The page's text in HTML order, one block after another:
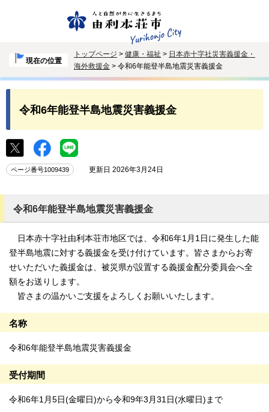
現在の位置
トップページ > 健康・福祉 > 日本赤十字社災害義援金・
海外救援金 > 令和6年能登半島地震災害義援金
令和6年能登半島地震災害義援金
ページ番号1009439 更新日 2026年3月24日
令和6年能登半島地震災害義援金
日本赤十字社由利本荘市地区では、令和6年1月1日に発生した能
登半島地震に対する義援金を受け付けています。皆さまからお寄
せいただいた義援金は、被災県が設置する義援金配分委員会へ全
額をお送りします。
皆さまの温かいご支援をよろしくお願いいたします。
名称
令和6年能登半島地震災害義援金
受付期間
令和6年1月5日(金曜日)から令和9年3月31日(水曜日)まで